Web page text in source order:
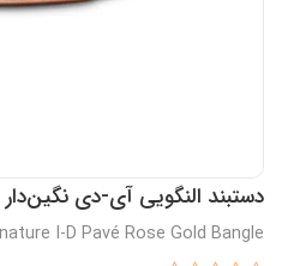
دستبند النگویی آی-دی نگین‌دار
I-D Pavé Rose Gold Bangle